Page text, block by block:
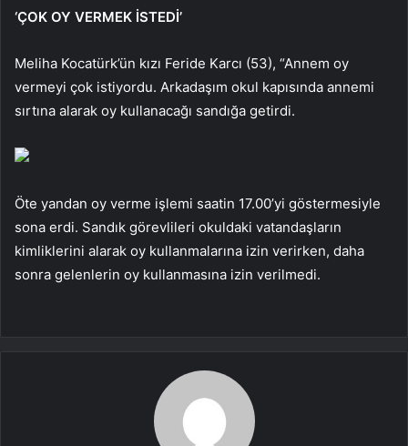
‘ÇOK OY VERMEK İSTEDİ’
Meliha Kocatürk’ün kızı Feride Karcı (53), “Annem oy
vermeyi çok istiyordu. Arkadaşım okul kapısında annemi
sırtına alarak oy kullanacağı sandığa getirdi.
Öte yandan oy verme işlemi saatin 17.00’yi göstermesiyle
sona erdi. Sandık görevlileri okuldaki vatandaşların
kimliklerini alarak oy kullanmalarına izin verirken, daha
sonra gelenlerin oy kullanmasına izin verilmedi.